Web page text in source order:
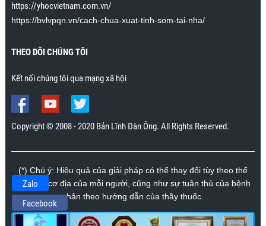
https://yhocvietnam.com.vn/
https://bvlvpqn.vn/cach-chua-xuat-tinh-som-tai-nha/
THEO DÕI CHÚNG TÔI
Kết nối chúng tôi qua mạng xã hội
Copyright © 2008 - 2020 Bản Lĩnh Đàn Ông. All Rights Reserved.
(*) Chú ý: Hiệu quả của giải pháp có thể thay đổi tùy theo thể
trạng và cơ địa của mỗi người, cũng như sự tuân thủ của bệnh
nhân theo hướng dẫn của thầy thuốc.
Zalo
Facebook